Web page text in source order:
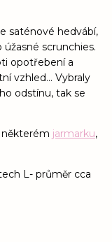
saténové hedvábí,
scrunchies.
opotřebení a
vzhled... Vybraly
odstínu, tak se
některém jarmarku,
L- průměr cca